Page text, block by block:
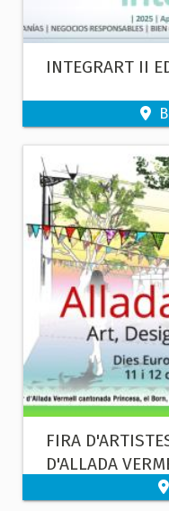
INTEGRART II
FIRA
D'ALLADA
DISSENY I ART